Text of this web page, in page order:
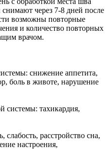
через 7-8 дней после
возможны повторные
и количество повторных
врачом.
снижение аппетита,
боль в животе, нарушение
системы: тахикардия,
расстройство сна,
настроения,